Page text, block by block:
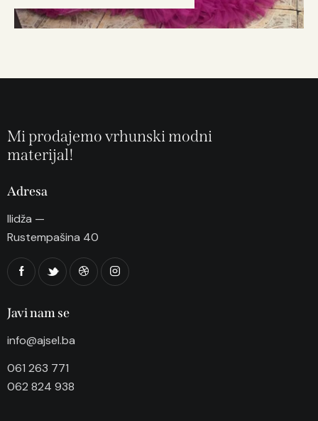
Mi prodajemo vrhunski modni
materijal!
Adresa
Ilidža —
Rustempašina 40
Javi nam se
info@ajsel.ba
061 263 771
062 824 938